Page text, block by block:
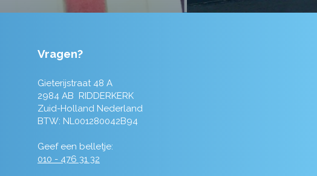
Vragen?
Gieterijstraat 48 A
2984 AB RIDDERKERK
Zuid-Holland Nederland
BTW: NL001280042B94
Geef een belletje:
010 - 476 31 32